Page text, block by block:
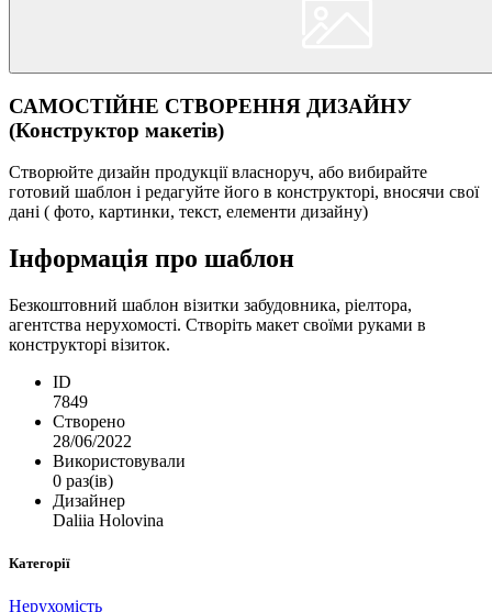
САМОСТІЙНЕ СТВОРЕННЯ ДИЗАЙНУ
(Конструктор макетів)
Створюйте дизайн продукції власноруч, або вибирайте
готовий шаблон і редагуйте його в конструкторі, вносячи свої
дані ( фото, картинки, текст, елементи дизайну)
Інформація про шаблон
Безкоштовний шаблон візитки забудовника, ріелтора,
агентства нерухомості. Створіть макет своїми руками в
конструкторі візиток.
ID
7849
Створено
28/06/2022
Використовували
0 раз(ів)
Дизайнер
Daliia Holovina
Категорії
Нерухомість